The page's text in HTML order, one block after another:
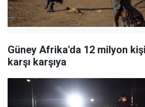
Güney Afrika'da 12 milyon
karşı karşıya